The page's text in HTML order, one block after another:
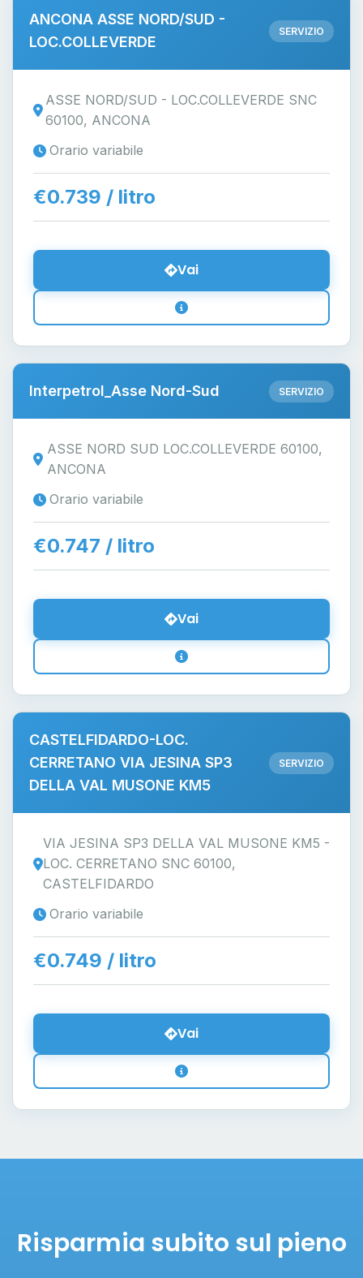
ANCONA ASSE NORD/SUD -
LOC.COLLEVERDE
SERVIZIO
ASSE NORD/SUD - LOC.COLLEVERDE SNC
60100, ANCONA
Orario variabile
€0.739 / litro
Vai
Interpetrol_Asse Nord-Sud SERVIZIO
ASSE NORD SUD LOC.COLLEVERDE 60100,
ANCONA
Orario variabile
€0.747 / litro
Vai
CASTELFIDARDO-LOC.
CERRETANO VIA JESINA SP3
DELLA VAL MUSONE KM5
SERVIZIO
VIA JESINA SP3 DELLA VAL MUSONE KM5 -
LOC. CERRETANO SNC 60100,
CASTELFIDARDO
Orario variabile
€0.749 / litro
Vai
Risparmia subito sul pieno